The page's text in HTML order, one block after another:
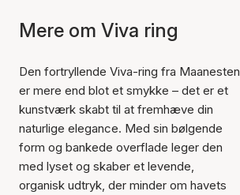
Mere om Viva ring
Den fortryllende Viva-ring fra Maanesten
er mere end blot et smykke – det er et
kunstværk skabt til at fremhæve din
naturlige elegance. Med sin bølgende
form og bankede overflade leger den
med lyset og skaber et levende,
organisk udtryk, der minder om havets